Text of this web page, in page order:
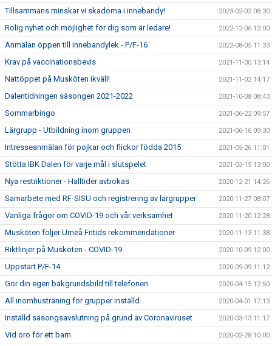
Tillsammans minskar vi skadorna i innebandy! 2023-02-02 08:30
Rolig nyhet och möjlighet för dig som är ledare! 2022-12-06 13:00
Anmälan öppen till innebandylek - P/F-16 2022-08-05 11:33
Krav på vaccinationsbevis 2021-11-30 13:14
Nattöppet på Musköten ikväll! 2021-11-02 14:17
Dalentidningen säsongen 2021-2022 2021-10-08 08:43
Sommarbingo 2021-06-22 09:57
Lärgrupp - Utbildning inom gruppen 2021-06-16 09:30
Intresseanmälan för pojkar och flickor födda 2015 2021-05-26 11:01
Stötta IBK Dalen för varje mål i slutspelet 2021-03-15 13:00
Nya restriktioner - Halltider avbokas 2020-12-21 14:26
Samarbete med RF-SISU och registrering av lärgrupper 2020-11-27 08:07
Vanliga frågor om COVID-19 och vår verksamhet 2020-11-20 12:28
Musköten följer Umeå Fritids rekommendationer 2020-11-13 11:38
Riktlinjer på Musköten - COVID-19 2020-10-09 12:00
Uppstart P/F-14 2020-09-09 11:12
Gör din egen bakgrundsbild till telefonen 2020-04-15 12:50
All inomhusträning för grupper inställd. 2020-04-01 17:13
Inställd säsongsavslutning på grund av Coronaviruset 2020-03-13 11:17
Vid oro för ett barn 2020-02-28 10:00